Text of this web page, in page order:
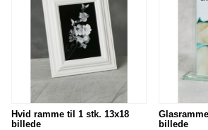
Hvid ramme til 1 stk. 13x18
billede
billede